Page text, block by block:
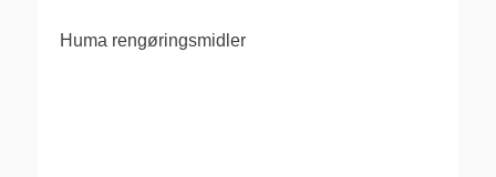
Huma rengøringsmidler